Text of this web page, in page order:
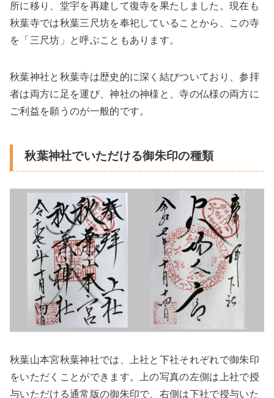
所に移り、堂宇を再建して復寺を果たしました。現在も
秋葉寺では秋葉三尺坊を奉祀していることから、この寺
を「三尺坊」と呼ぶこともあります。
秋葉神社と秋葉寺は歴史的に深く結びついており、参拝
者は両方に足を運び、神社の神様と、寺の仏様の両方に
ご利益を願うのが一般的です。
秋葉神社でいただける御朱印の種類
秋葉山本宮秋葉神社では、上社と下社それぞれで御朱印
をいただくことができます。上の写真の左側は上社で授
与いただける通常版の御朱印で、右側は下社で授与いた